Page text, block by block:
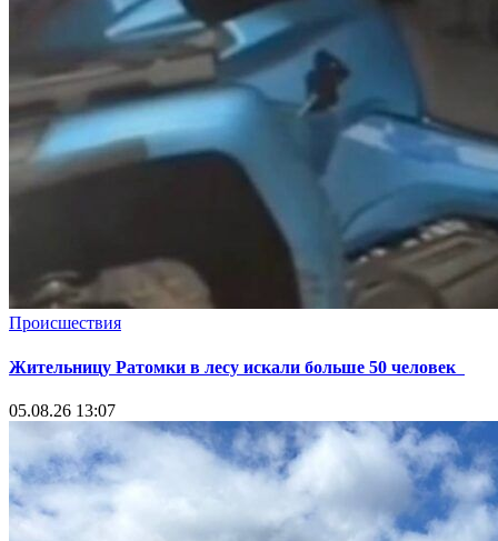
Происшествия
Жительницу Ратомки в лесу искали больше 50 человек
05.08.26 13:07